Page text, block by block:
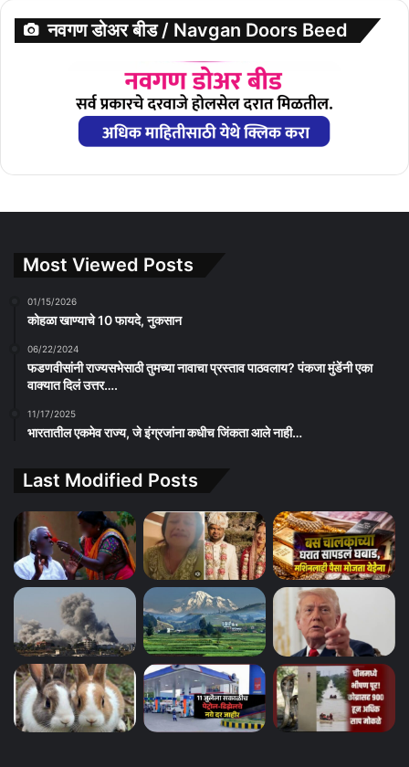
नवगण डोअर बीड / Navgan Doors Beed
Most Viewed Posts
01/15/2026
कोहळा खाण्याचे 10 फायदे, नुकसान
06/22/2024
फडणवीसांनी राज्यसभेसाठी तुमच्या नावाचा प्रस्ताव पाठवलाय? पंकजा मुंडेंनी एका
वाक्यात दिलं उत्तर….
11/17/2025
भारतातील एकमेव राज्य, जे इंग्रजांना कधीच जिंकता आले नाही…
Last Modified Posts